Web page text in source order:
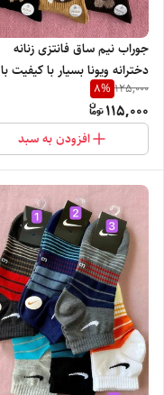
جوراب نیم ساق فانتزی زنانه
دخترانه ویونا بسیار با کیفیت با
پاخور شیک و راحت
125,000
8%
115,000
افزودن به سبد